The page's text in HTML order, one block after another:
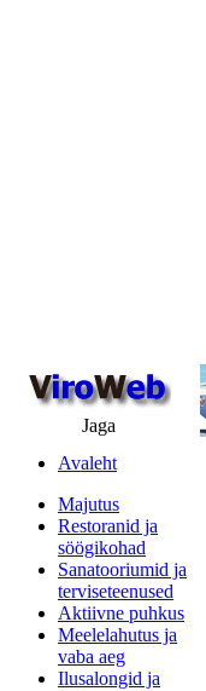
Jaga
Avaleht
Majutus
Restoranid ja
söögikohad
Sanatooriumid ja
terviseteenused
Aktiivne puhkus
Meelelahutus ja
vaba aeg
Ilusalongid ja